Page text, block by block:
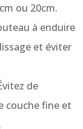
ou 20cm.
à enduire
et éviter
de
couche fine et